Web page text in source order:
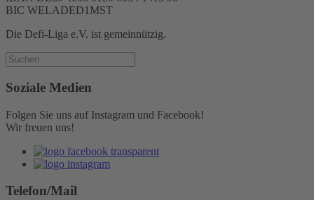
BIC WELADED1MST
Die Defi-Liga e.V. ist gemeinnützig.
Soziale Medien
Folgen Sie uns auf Instagram und Facebook!
Wir freuen uns!
Telefon/Mail